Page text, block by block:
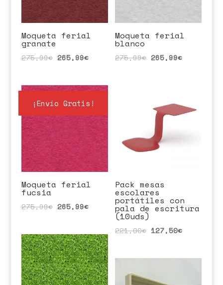
Moqueta ferial
granate
275,99€ 265,99€
Moqueta ferial
blanco
275,99€ 265,99€
¡Envío Gratis!
Moqueta ferial
fucsia
275,99€ 265,99€
Pack mesas
escolares
portátiles con
pala de escritura
(10uds)
221,00€ 127,50€